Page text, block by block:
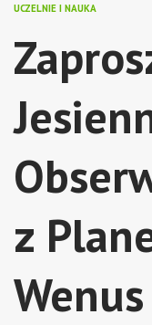
UCZELNIE I NAUKA
z
Wenus